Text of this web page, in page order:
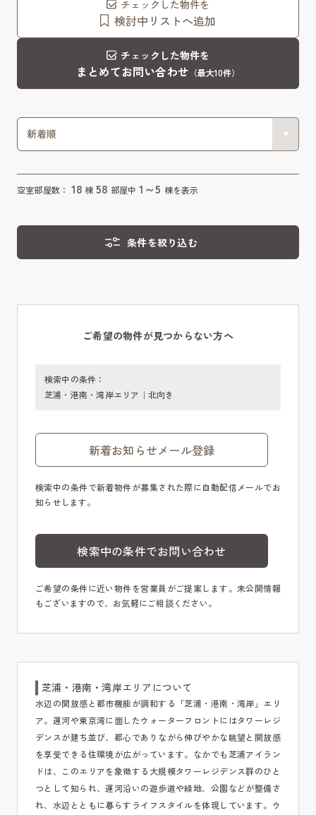
チェックした物件を
検討中リストへ追加
チェックした物件を
まとめてお問い合わせ （最大10件）
空室部屋数： 18 棟 58 部屋中 1～5 棟を表示
条件を絞り込む
ご希望の物件が見つからない方へ
検索中の条件：
芝浦・港南・湾岸エリア｜北向き
新着お知らせメール登録
検索中の条件で新着物件が募集された際に自動配信メールでお
知らせします。
検索中の条件でお問い合わせ
ご希望の条件に近い物件を営業員がご提案します。未公開情報
もございますので、お気軽にご相談ください。
芝浦・港南・湾岸エリアについて
水辺の開放感と都市機能が調和する「芝浦・港南・湾岸」エリ
ア。運河や東京湾に面したウォーターフロントにはタワーレジ
デンスが建ち並び、都心でありながら伸びやかな眺望と開放感
を享受できる住環境が広がっています。なかでも芝浦アイラン
ドは、このエリアを象徴する大規模タワーレジデンス群のひと
つとして知られ、運河沿いの遊歩道や緑地、公園などが整備さ
れ、水辺とともに暮らすライフスタイルを体現しています。ウ